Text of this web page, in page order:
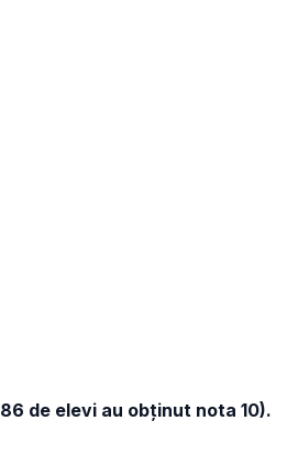
86 de elevi au obţinut nota 10).